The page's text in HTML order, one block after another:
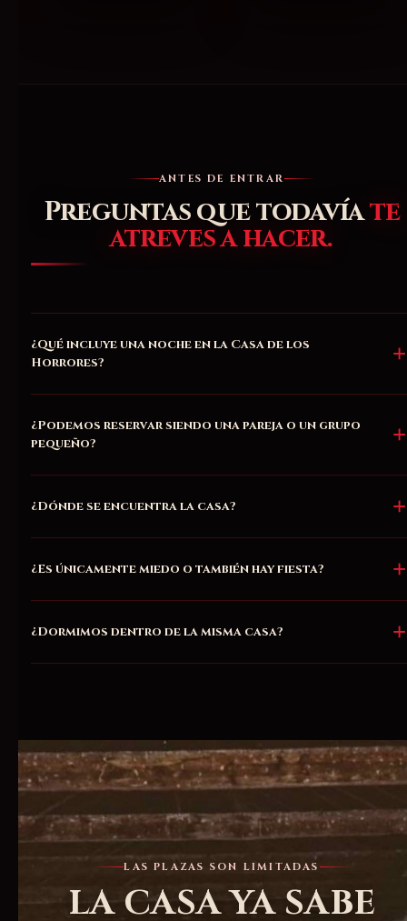
ANTES DE ENTRAR
Preguntas que todavíate
atreves a hacer.
¿Qué incluye una noche en la Casa de los
Horrores?
¿Podemos reservar siendo una pareja o un grupo
pequeño?
¿Dónde se encuentra la casa?
¿Es únicamente miedo o también hay fiesta?
¿Dormimos dentro de la misma casa?
LAS PLAZAS SON LIMITADAS
LA CASA YA SABE